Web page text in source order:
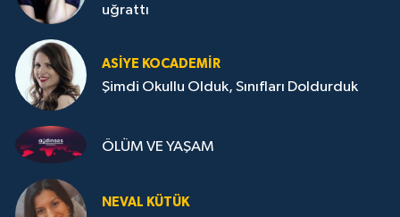
uğrattı
ASIYE KOCADEMİR
Şimdi Okullu Olduk, Sınıfları Doldurduk
ÖLÜM VE YAŞAM
NEVAL KÜTÜK